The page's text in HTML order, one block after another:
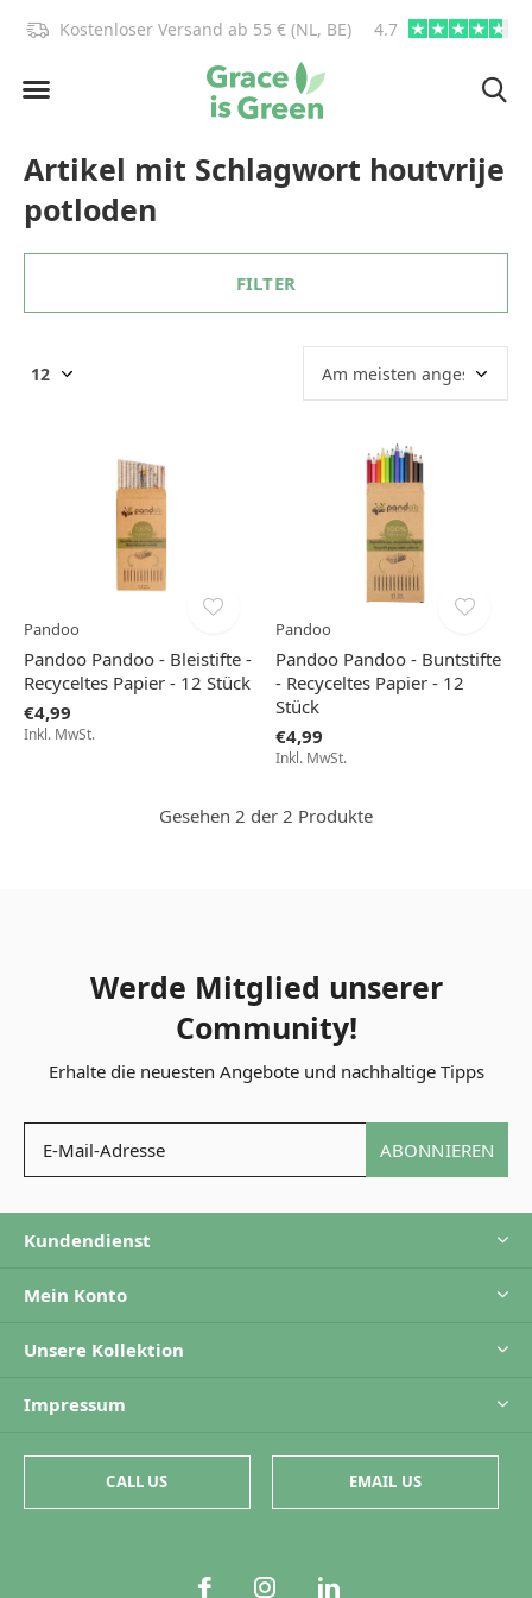
Kostenloser Versand ab 55 € (NL, BE) 4.7
Artikel mit Schlagwort houtvrije
potloden
FILTER
Pandoo
Pandoo Pandoo - Bleistifte -
Recyceltes Papier - 12 Stück
€4,99
Inkl. MwSt.
Pandoo
Pandoo Pandoo - Buntstifte
- Recyceltes Papier - 12
Stück
€4,99
Inkl. MwSt.
Gesehen 2 der 2 Produkte
Werde Mitglied unserer
Community!
Erhalte die neuesten Angebote und nachhaltige Tipps
ABONNIEREN
Kundendienst
Mein Konto
Unsere Kollektion
Impressum
CALL US EMAIL US